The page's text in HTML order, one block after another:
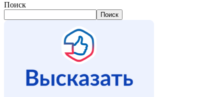
Поиск
Поиск